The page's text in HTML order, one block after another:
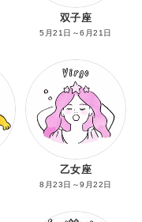
双子座
5月21日～6月21日
乙女座
8月23日～9月22日